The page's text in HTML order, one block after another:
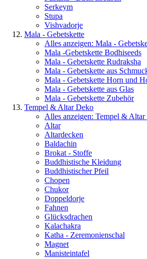
Serkeym
Stupa
Vishvadorje
Mala - Gebetskette
Alles anzeigen: Mala -
Mala -Gebetskette Bodhiseeds
Mala - Gebetskette Rudraksha
Mala - Gebetskette aus
Mala - Gebetskette Horn und
Mala - Gebetskette aus Glas
Mala - Gebetskette Zubehör
Tempel & Altar Deko
Alles anzeigen: Tempel &
Altar
Altardecken
Baldachin
Brokat - Stoffe
Buddhistische Kleidung
Buddhistischer Pfeil
Chopen
Chukor
Doppeldorje
Fahnen
Glücksdrachen
Kalachakra
Katha - Zeremonienschal
Magnet
Manisteintafel